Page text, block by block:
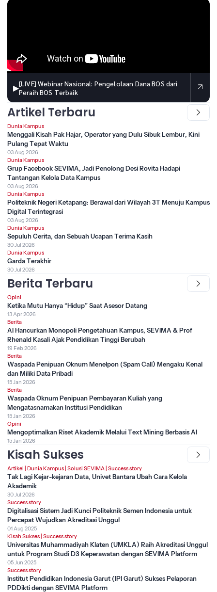
▶[LIVE] Webinar Nasional: Pengelolaan Dana BOS dari
Peraih BOS Terbaik
Artikel Terbaru
Dunia Kampus
Menggali Kisah Pak Hajar, Operator yang Dulu Sibuk Lembur, Kini
Pulang Tepat Waktu
03 Aug 2026
Dunia Kampus
Grup Facebook SEVIMA, Jadi Penolong Desi Rovita Hadapi
Tantangan Kelola Data Kampus
03 Aug 2026
Dunia Kampus
Politeknik Negeri Ketapang: Berawal dari Wilayah 3T Menuju Kampus
Digital Terintegrasi
03 Aug 2026
Dunia Kampus
Sepuluh Cerita, dan Sebuah Ucapan Terima Kasih
30 Jul 2026
Dunia Kampus
Garda Terakhir
30 Jul 2026
Berita Terbaru
Opini
Ketika Mutu Hanya “Hidup” Saat Asesor Datang
13 Apr 2026
Berita
AI Hancurkan Monopoli Pengetahuan Kampus, SEVIMA & Prof
Rhenald Kasali Ajak Pendidikan Tinggi Berubah
19 Feb 2026
Berita
Waspada Penipuan Oknum Menelpon (Spam Call) Mengaku Kenal
dan Miliki Data Pribadi
15 Jan 2026
Berita
Waspada Oknum Penipuan Pembayaran Kuliah yang
Mengatasnamakan Institusi Pendidikan
15 Jan 2026
Opini
Mengoptimalkan Riset Akademik Melalui Text Mining Berbasis AI
15 Jan 2026
Kisah Sukses
Artikel | Dunia Kampus | Solusi SEVIMA | Success story
Tak Lagi Kejar-kejaran Data, Univet Bantara Ubah Cara Kelola
Akademik
30 Jul 2026
Success story
Digitalisasi Sistem Jadi Kunci Politeknik Semen Indonesia untuk
Percepat Wujudkan Akreditasi Unggul
01 Aug 2025
Kisah Sukses | Success story
Universitas Muhammadiyah Klaten (UMKLA) Raih Akreditasi Unggul
untuk Program Studi D3 Keperawatan dengan SEVIMA Platform
05 Jun 2025
Success story
Institut Pendidikan Indonesia Garut (IPI Garut) Sukses Pelaporan
PDDikti dengan SEVIMA Platform